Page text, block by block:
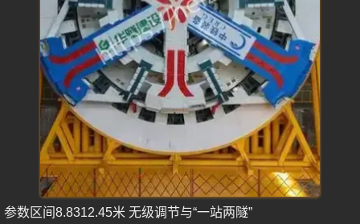
参数区间8.8312.45米 无级调节与“一站两隧”